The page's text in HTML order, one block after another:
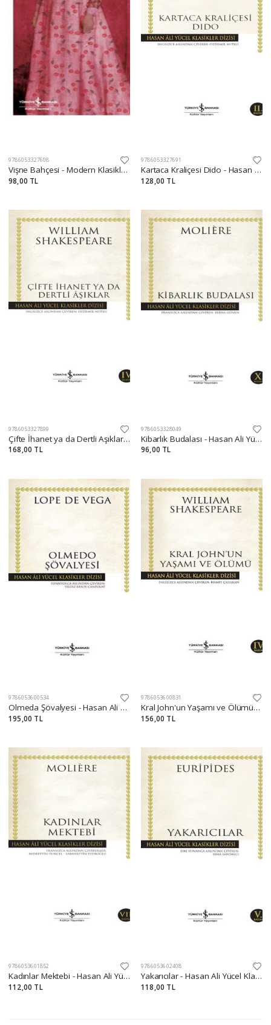
9786053327608
Vişne Bahçesi - Modern Klasikler Dizisi
98,00 TL
9786053327691
Kartaca Kraliçesi Dido - Hasan Ali Yücel Klasikleri
128,00 TL
9786053327899
Çifte İhanet ya da Dertli Aşıklar - Hasan Ali Yücel Klasikleri
168,00 TL
9786053328049
Kibarlık Budalası - Hasan Ali Yücel Klasikleri
96,00 TL
9786053600534
Olmeda Şövalyesi - Hasan Ali Yücel Klasikleri
195,00 TL
9786053600831
Kral John'un Yaşamı ve Ölümü - Hasan Ali Yücel Klasikleri
156,00 TL
9786053601852
Kadınlar Mektebi - Hasan Ali Yücel Klasikleri
112,00 TL
9786053602408
Yakarıcılar - Hasan Ali Yücel Klasikleri
118,00 TL